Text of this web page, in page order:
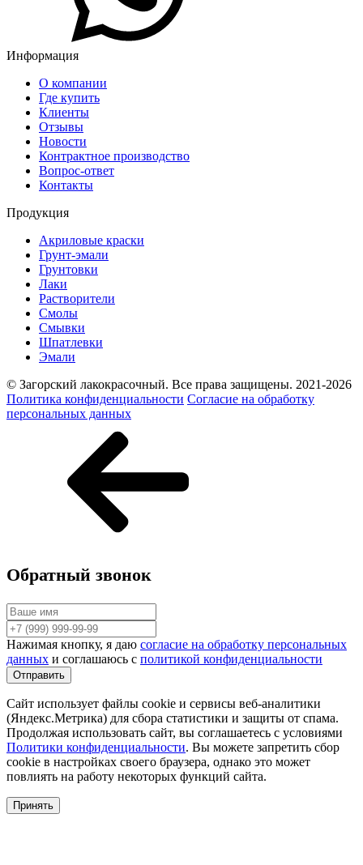
Информация
О компании
Где купить
Клиенты
Отзывы
Новости
Контрактное производство
Вопрос-ответ
Контакты
Продукция
Акриловые краски
Грунт-эмали
Грунтовки
Лаки
Растворители
Смолы
Смывки
Шпатлевки
Эмали
© Загорский лакокрасочный. Все права защищены. 2021-2026
Политика конфиденциальности Согласие на обработку
персональных данных
Обратный звонок
Нажимая кнопку, я даю согласие на обработку персональных
данных и соглашаюсь с политикой конфиденциальности
Сайт использует файлы cookie и сервисы веб-аналитики
(Яндекс.Метрика) для сбора статистики и защиты от спама.
Продолжая использовать сайт, вы соглашаетесь с условиями
Политики конфиденциальности. Вы можете запретить сбор
cookie в настройках своего браузера, однако это может
повлиять на работу некоторых функций сайта.
Принять